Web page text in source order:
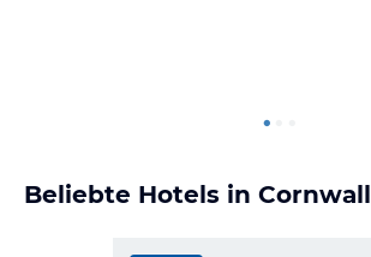
Beliebte Hotels in Cornwall